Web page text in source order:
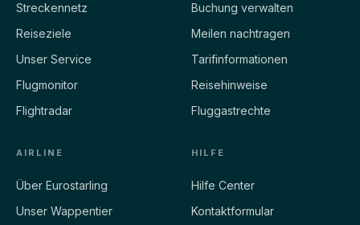
Streckennetz
Reiseziele
Unser Service
Flugmonitor
Flightradar
Buchung verwalten
Meilen nachtragen
Tarifinformationen
Reisehinweise
Fluggastrechte
AIRLINE
Über Eurostarling
Unser Wappentier
HILFE
Hilfe Center
Kontaktformular